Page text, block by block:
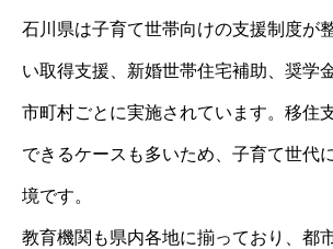
石川県は子育て世帯向けの支援制度が
い取得支援、新婚世帯住宅補助、奨学
市町村ごとに実施されています。移住
できるケースも多いため、子育て世代
境です。
教育機関も県内各地に揃っており、都